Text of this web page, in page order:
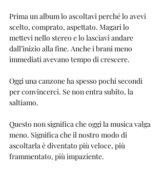
Prima un album lo ascoltavi perché lo avevi
scelto, comprato, aspettato. Magari lo
mettevi nello stereo e lo lasciavi andare
dall’inizio alla fine. Anche i brani meno
immediati avevano tempo di crescere.
Oggi una canzone ha spesso pochi secondi
per convincerci. Se non entra subito, la
saltiamo.
Questo non significa che oggi la musica valga
meno. Significa che il nostro modo di
ascoltarla è diventato più veloce, più
frammentato, più impaziente.